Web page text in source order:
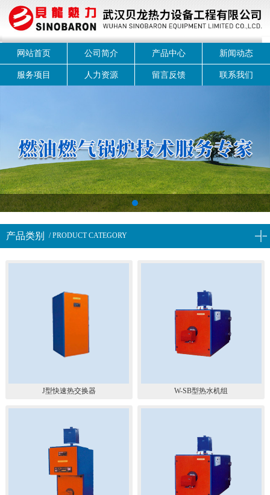
网站首页 公司简介 产品中心 新闻动态
服务项目 人力资源 留言反馈 联系我们
1
产品类别 / PRODUCT CATEGORY
J型快速热交换器 W-SB型热水机组